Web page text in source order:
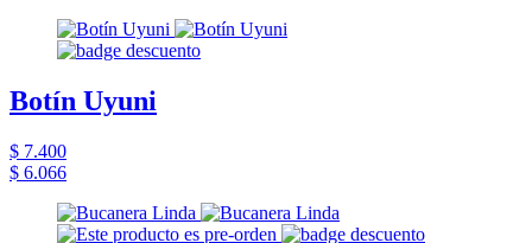
Botín Uyuni
$ 7.400
$ 6.066